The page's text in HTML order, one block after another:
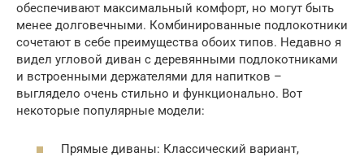
обеспечивают максимальный комфорт, но могут быть
менее долговечными. Комбинированные подлокотники
сочетают в себе преимущества обоих типов. Недавно я
видел угловой диван с деревянными подлокотниками
и встроенными держателями для напитков –
выглядело очень стильно и функционально. Вот
некоторые популярные модели:
Прямые диваны: Классический вариант,